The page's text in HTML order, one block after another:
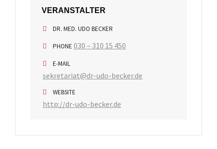
VERANSTALTER
DR. MED. UDO BECKER
PHONE 030 – 310 15 450
E-MAIL
sekretariat@dr-udo-becker.de
WEBSITE
http://dr-udo-becker.de